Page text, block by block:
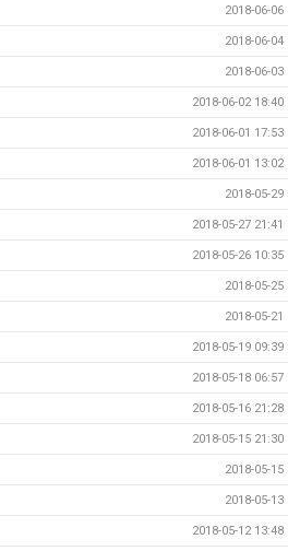
2018-06-06
2018-06-04
2018-06-03
2018-06-02 18:40
2018-06-01 17:53
2018-06-01 13:02
2018-05-29
2018-05-27 21:41
2018-05-26 10:35
2018-05-25
2018-05-21
2018-05-19 09:39
2018-05-18 06:57
2018-05-16 21:28
2018-05-15 21:30
2018-05-15
2018-05-13
2018-05-12 13:48